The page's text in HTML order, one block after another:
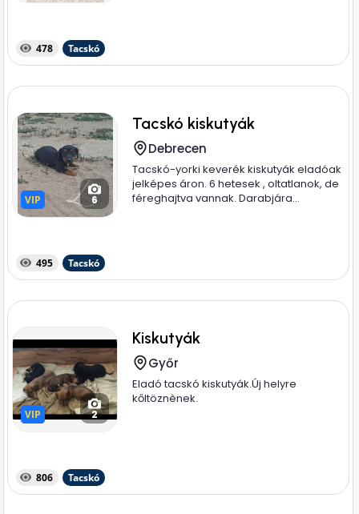
478 Tacskó
VIP
VIP 6
Tacskó kiskutyák
Debrecen
Tacskó-yorki keverék kiskutyák eladóak
jelképes áron. 6 hetesek , oltatlanok, de
féreghajtva vannak. Darabjára...
495 Tacskó
VIP
VIP 2
Kiskutyák
Győr
Eladó tacskó kiskutyák.Új helyre
kőltöznènek.
806 Tacskó